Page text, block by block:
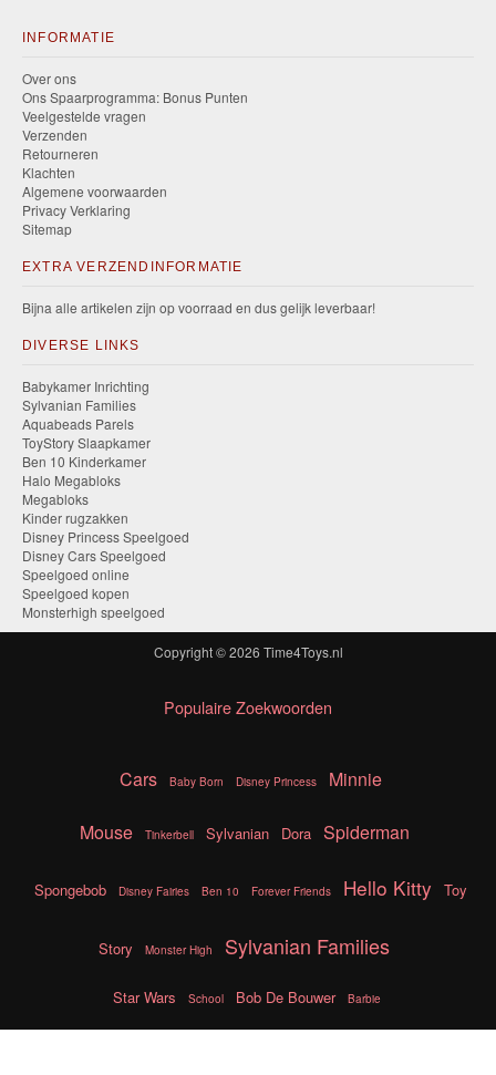
INFORMATIE
Over ons
Ons Spaarprogramma: Bonus Punten
Veelgestelde vragen
Verzenden
Retourneren
Klachten
Algemene voorwaarden
Privacy Verklaring
Sitemap
EXTRA VERZENDINFORMATIE
Bijna alle artikelen zijn op voorraad en dus gelijk leverbaar!
DIVERSE LINKS
Babykamer Inrichting
Sylvanian Families
Aquabeads Parels
ToyStory Slaapkamer
Ben 10 Kinderkamer
Halo Megabloks
Megabloks
Kinder rugzakken
Disney Princess Speelgoed
Disney Cars Speelgoed
Speelgoed online
Speelgoed kopen
Monsterhigh speelgoed
Copyright © 2026 Time4Toys.nl
Populaire Zoekwoorden
Cars Baby Born Disney Princess Minnie
Mouse Tinkerbell Sylvanian Dora Spiderman
Spongebob Disney Fairies Ben 10 Forever Friends Hello Kitty Toy
Story Monster High Sylvanian Families
Star Wars School Bob De Bouwer Barbie